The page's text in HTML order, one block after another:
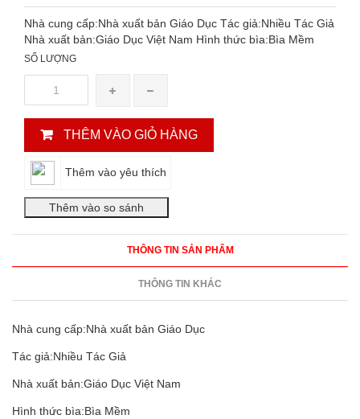
Nhà cung cấp:Nhà xuất bản Giáo Dục Tác giả:Nhiều Tác Giả
Nhà xuất bản:Giáo Dục Việt Nam Hình thức bìa:Bìa Mềm
SỐ LƯỢNG
THÊM VÀO GIỎ HÀNG
Thêm vào yêu thích
THÔNG TIN SẢN PHẨM
THÔNG TIN KHÁC
Nhà cung cấp:Nhà xuất bản Giáo Dục
Tác giả:Nhiều Tác Giả
Nhà xuất bản:Giáo Dục Việt Nam
Hình thức bìa:Bìa Mềm